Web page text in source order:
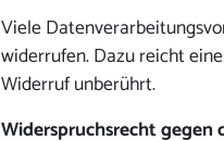
Viele
widerrufen. Dazu reicht
Widerruf unberührt.
Widerspruchsrecht gegen